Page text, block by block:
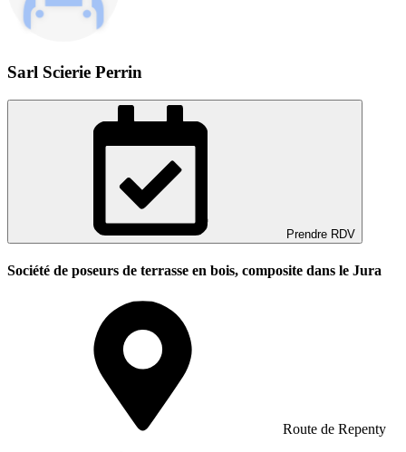
Sarl Scierie Perrin
Prendre RDV
Société de poseurs de terrasse en bois, composite dans le Jura
Route de Repenty